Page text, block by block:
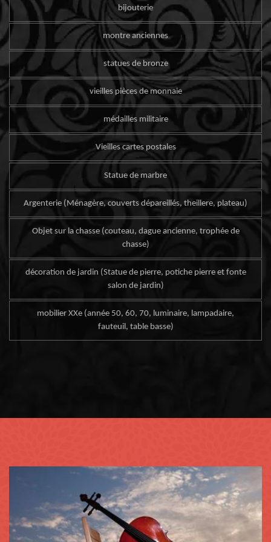
bijouterie
montre anciennes
statues de bronze
vieilles pièces de monnaie
médailles militaire
Vieilles cartes postales
Statue de marbre
Argenterie (Ménagère, couverts dépareillés, theillere, plateau)
Objet sur la chasse (couteau, dague ancienne, trophée de
chasse)
décoration de jardin (Statue de pierre, potiche pierre et fonte
salon de jardin)
mobilier XXe (année 50, 60, 70, luminaire, lampadaire,
fauteuil, table basse)